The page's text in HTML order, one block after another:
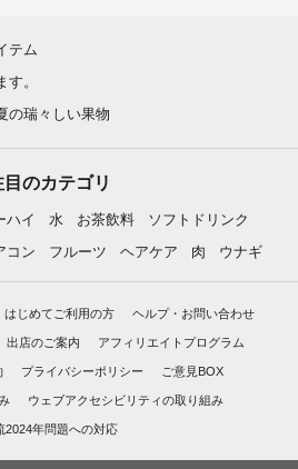
テム
。
の瑞々しい果物
目のカテゴリ
ハイ 水 お茶飲料
ソフトドリンク
コン フルーツ ヘアケア 肉 ウナギ
はじめてご利用の方 ヘルプ・お問い合わせ
出店のご案内 アフィリエイトプログラム
プライバシーポリシー ご意見BOX
ウェブアクセシビリティの取り組み
2024年問題への対応